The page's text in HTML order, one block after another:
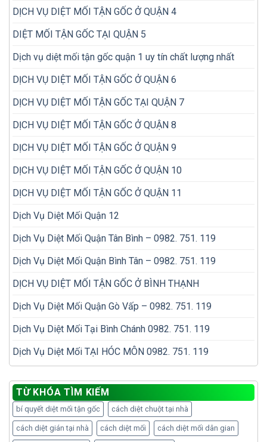
hơn?
DỊCH VỤ DIỆT MỐI TẬN GỐC Ở QUẬN 4
DIỆT MỐI TẬN GỐC TẠI QUẬN 5
Dịch vụ diệt mối tận gốc quận 1 uy tín chất lượng nhất
DỊCH VỤ DIỆT MỐI TẬN GỐC Ở QUẬN 6
DỊCH VỤ DIỆT MỐI TẬN GỐC TẠI QUẬN 7
DỊCH VỤ DIỆT MỐI TẬN GỐC Ở QUẬN 8
DỊCH VỤ DIỆT MỐI TẬN GỐC Ở QUẬN 9
DỊCH VỤ DIỆT MỐI TẬN GỐC Ở QUẬN 10
DỊCH VỤ DIỆT MỐI TẬN GỐC Ở QUẬN 11
Dịch Vụ Diệt Mối Quận 12
Dịch Vụ Diệt Mối Quận Tân Bình – 0982. 751. 119
Dịch Vụ Diệt Mối Quận Bình Tân – 0982. 751. 119
DỊCH VỤ DIỆT MỐI TẬN GỐC Ở BÌNH THẠNH
Dịch Vụ Diệt Mối Quận Gò Vấp – 0982. 751. 119
Dịch Vụ Diệt Mối Tại Bình Chánh 0982. 751. 119
Dịch Vụ Diệt Mối TẠI HÓC MÔN 0982. 751. 119
TỪ KHÓA TÌM KIẾM
bí quyết diệt mối tận gốc cách diệt chuột tại nhà
cách diệt gián tại nhà cách diệt mối cách diệt mối dân gian